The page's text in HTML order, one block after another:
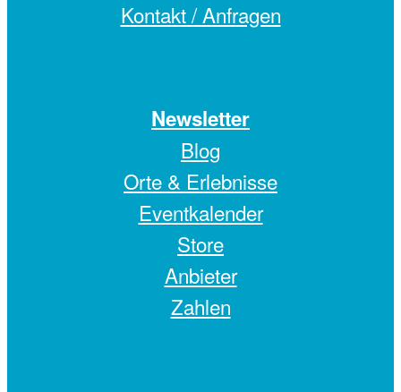
Kontakt / Anfragen
Newsletter
Blog
Orte & Erlebnisse
Eventkalender
Store
Anbieter
Zahlen